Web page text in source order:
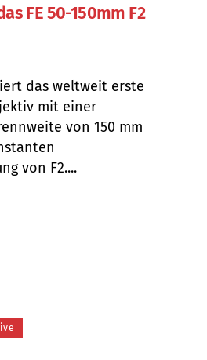
FE 50-150mm F2
das weltweit erste
mit einer
von 150 mm
von F2....